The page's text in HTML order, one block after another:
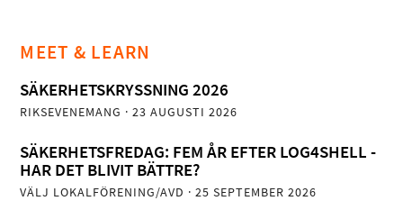
MEET & LEARN
SÄKERHETSKRYSSNING 2026
RIKSEVENEMANG · 23 AUGUSTI 2026
SÄKERHETSFREDAG: FEM ÅR EFTER LOG4SHELL -
HAR DET BLIVIT BÄTTRE?
VÄLJ LOKALFÖRENING/AVD · 25 SEPTEMBER 2026